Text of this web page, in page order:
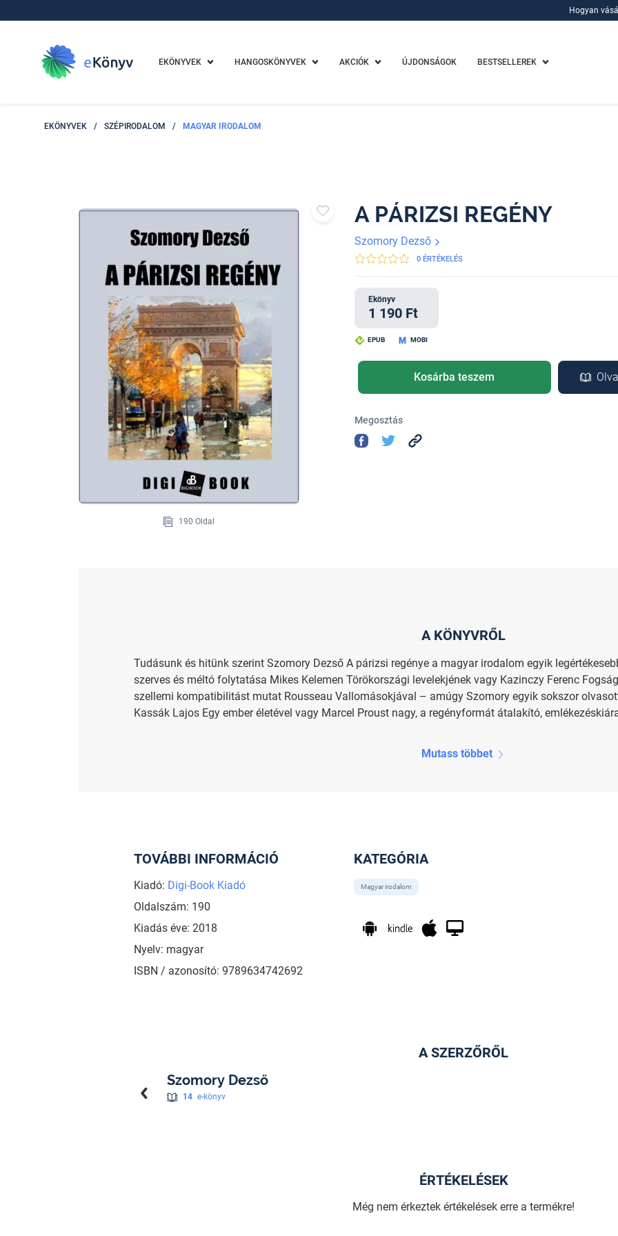
Hogyan
EKÖNYVEK HANGOSKÖNYVEK AKCIÓK ÚJDONSÁGOK BESTSELLEREK
EKÖNYVEK / SZÉPIRODALOM / MAGYAR IRODALOM
190 Oldal
A PÁRIZSI REGÉNY
Szomory Dezső
0 ÉRTÉKELÉS
Ekönyv
1 190 Ft
EPUB MOBI
Kosárba teszem
Megosztás
A KÖNYVRŐL
Tudásunk és hitünk szerint Szomory Dezső A párizsi regénye a magyar irodalom egyik
szerves és méltó folytatása Mikes Kelemen Törökországi levelekjének vagy Kazinczy Ferenc
szellemi kompatibilitást mutat Rousseau Vallomásokjával – amúgy Szomory egyik sokszor
Kassák Lajos Egy ember életével vagy Marcel Proust nagy, a regényformát átalakító,
Mutass többet
TOVÁBBI INFORMÁCIÓ
Kiadó: Digi-Book Kiadó
Oldalszám: 190
Kiadás éve: 2018
Nyelv: magyar
ISBN / azonosító: 9789634742692
KATEGÓRIA
Magyar irodalom
A SZERZŐRŐL
Szomory Dezső
14 e-könyv
ÉRTÉKELÉSEK
Még nem érkeztek értékelések erre a termékre!